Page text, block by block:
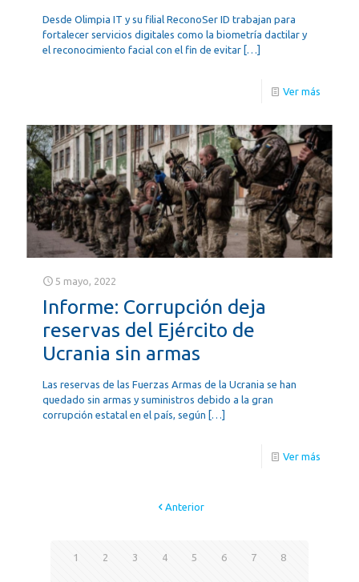
Desde Olimpia IT y su filial ReconoSer ID trabajan para
fortalecer servicios digitales como la biometría dactilar y
el reconocimiento facial con el fin de evitar […]
Ver más
5 mayo, 2022
Informe: Corrupción deja
reservas del Ejército de
Ucrania sin armas
Las reservas de las Fuerzas Armas de la Ucrania se han
quedado sin armas y suministros debido a la gran
corrupción estatal en el país, según […]
Ver más
Anterior
1 2 3 4 5 6 7 8